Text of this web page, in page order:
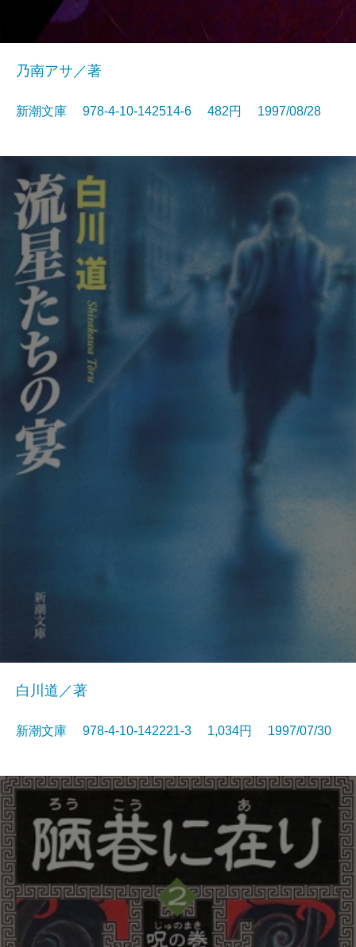
乃南アサ／著
新潮文庫 978-4-10-142514-6 482円 1997/08/28
白川道／著
新潮文庫 978-4-10-142221-3 1,034円 1997/07/30